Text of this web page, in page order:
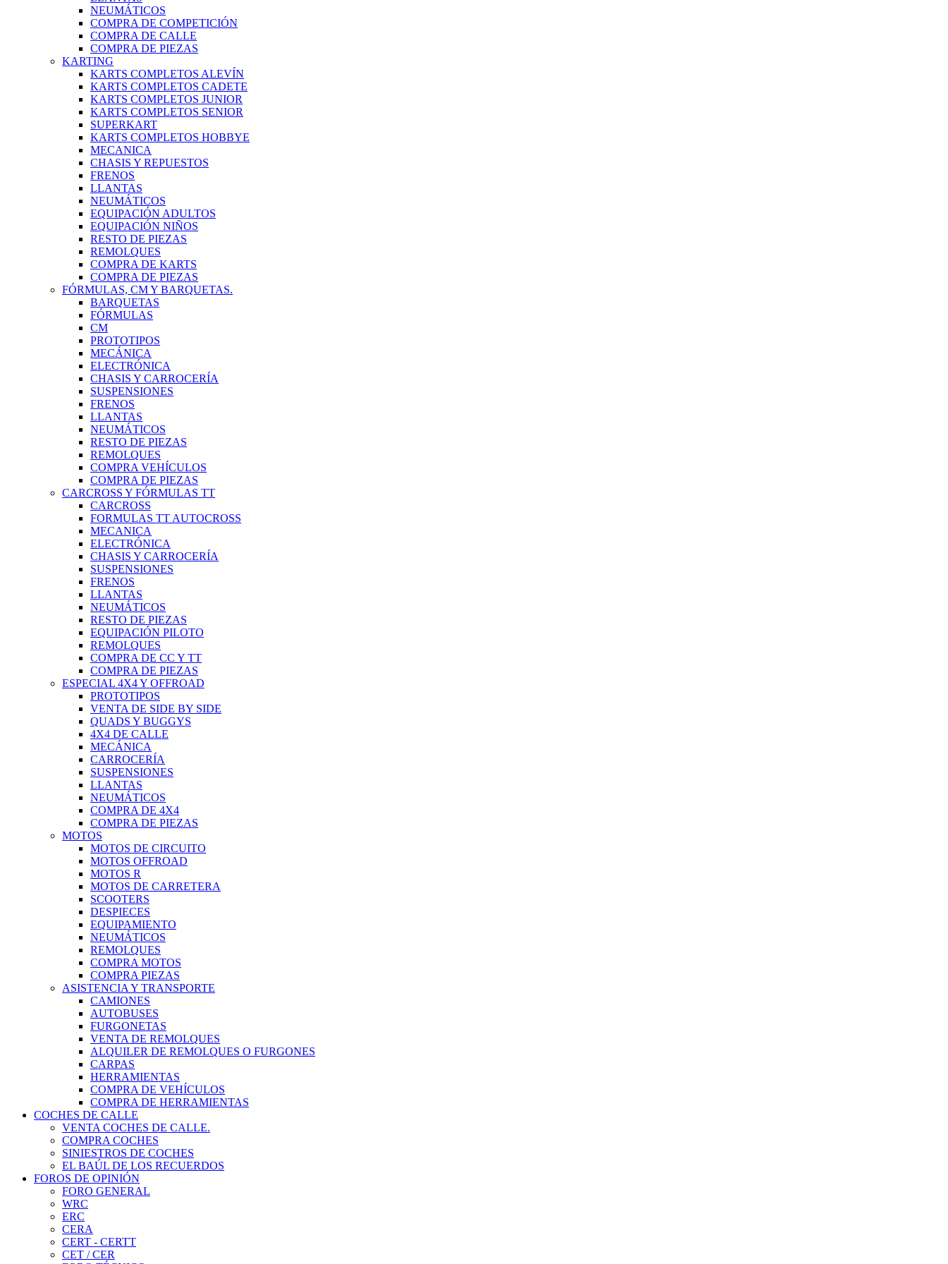
NEUMÁTICOS
COMPRA DE COMPETICIÓN
COMPRA DE CALLE
COMPRA DE PIEZAS
KARTING
KARTS COMPLETOS ALEVÍN
KARTS COMPLETOS CADETE
KARTS COMPLETOS JUNIOR
KARTS COMPLETOS SENIOR
SUPERKART
KARTS COMPLETOS HOBBYE
MECANICA
CHASIS Y REPUESTOS
FRENOS
LLANTAS
NEUMÁTICOS
EQUIPACIÓN ADULTOS
EQUIPACIÓN NIÑOS
RESTO DE PIEZAS
REMOLQUES
COMPRA DE KARTS
COMPRA DE PIEZAS
FÓRMULAS, CM Y BARQUETAS.
BARQUETAS
FÓRMULAS
CM
PROTOTIPOS
MECÁNICA
ELECTRÓNICA
CHASIS Y CARROCERÍA
SUSPENSIONES
FRENOS
LLANTAS
NEUMÁTICOS
RESTO DE PIEZAS
REMOLQUES
COMPRA VEHÍCULOS
COMPRA DE PIEZAS
CARCROSS Y FÓRMULAS TT
CARCROSS
FORMULAS TT AUTOCROSS
MECANICA
ELECTRÓNICA
CHASIS Y CARROCERÍA
SUSPENSIONES
FRENOS
LLANTAS
NEUMÁTICOS
RESTO DE PIEZAS
EQUIPACIÓN PILOTO
REMOLQUES
COMPRA DE CC Y TT
COMPRA DE PIEZAS
ESPECIAL 4X4 Y OFFROAD
PROTOTIPOS
VENTA DE SIDE BY SIDE
QUADS Y BUGGYS
4X4 DE CALLE
MECÁNICA
CARROCERÍA
SUSPENSIONES
LLANTAS
NEUMÁTICOS
COMPRA DE 4X4
COMPRA DE PIEZAS
MOTOS
MOTOS DE CIRCUITO
MOTOS OFFROAD
MOTOS R
MOTOS DE CARRETERA
SCOOTERS
DESPIECES
EQUIPAMIENTO
NEUMÁTICOS
REMOLQUES
COMPRA MOTOS
COMPRA PIEZAS
ASISTENCIA Y TRANSPORTE
CAMIONES
AUTOBUSES
FURGONETAS
VENTA DE REMOLQUES
ALQUILER DE REMOLQUES O FURGONES
CARPAS
HERRAMIENTAS
COMPRA DE VEHÍCULOS
COMPRA DE HERRAMIENTAS
COCHES DE CALLE
VENTA COCHES DE CALLE.
COMPRA COCHES
SINIESTROS DE COCHES
EL BAÚL DE LOS RECUERDOS
FOROS DE OPINIÓN
FORO GENERAL
WRC
ERC
CERA
CERT - CERTT
CET / CER